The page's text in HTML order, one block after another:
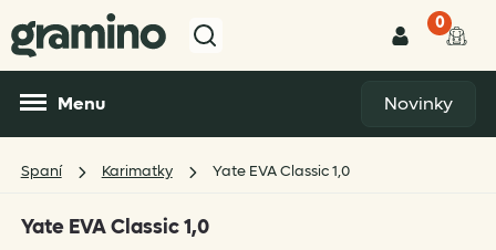
0
Menu Novinky
Spaní Karimatky Yate EVA Classic 1,0
Yate EVA Classic 1,0